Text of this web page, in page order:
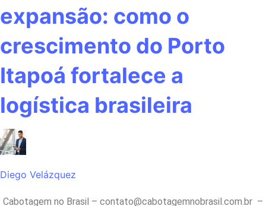
expansão: como o
crescimento do Porto
Itapoá fortalece a
logística brasileira
Diego Velázquez
Cabotagem no Brasil – contato@cabotagemnobrasil.com.br –